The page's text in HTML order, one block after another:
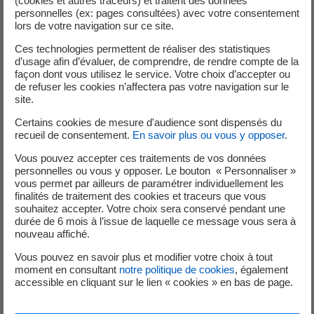
Les candidatures, ouvertes de février à mai 2025, ont
permis de faire émerger des projets innovants, concrets
et directement applicables sur le terrain, illustrant le
dynamisme de l’écosystème entrepreneurial local.
Les lauréats de l’édition 2025-2026
• Lauréat NOULA (Martinique)
Présenté par Yahia HAJJI et Anthony LAHOURNAT, NOULA
propose une solution de covoiturage instantané basée sur
une intelligence artificielle conversationnelle accessible
via WhatsApp, pensée pour les territoires à faible offre de
transports collectifs.
•Lauréat LEILA
Présenté par Anthony LEVEILLE et Laurence ALLAMEL, LEILA
est une application mobile dédiée à la sécurité des
interventions, fonctionnant hors connexion et adaptée
personnelles (ex: pages consultées) avec votre consentement
lors de votre navigation sur ce site.
Ces technologies permettent de réaliser des statistiques
d’usage afin d’évaluer, de comprendre, de rendre compte de la
façon dont vous utilisez le service. Votre choix d’accepter ou
de refuser les cookies n’affectera pas votre navigation sur le
site.
Certains cookies de mesure d'audience sont dispensés du
recueil de consentement. En savoir plus ou vous y opposer.
Vous pouvez accepter ces traitements de vos données
personnelles ou vous y opposer. Le bouton « Personnaliser »
vous permet par ailleurs de paramétrer individuellement les
finalités de traitement des cookies et traceurs que vous
souhaitez accepter. Votre choix sera conservé pendant une
durée de 6 mois à l’issue de laquelle ce message vous sera à
nouveau affiché.
Vous pouvez en savoir plus et modifier votre choix à tout
moment en consultant notre politique de cookies, également
accessible en cliquant sur le lien « cookies » en bas de page.